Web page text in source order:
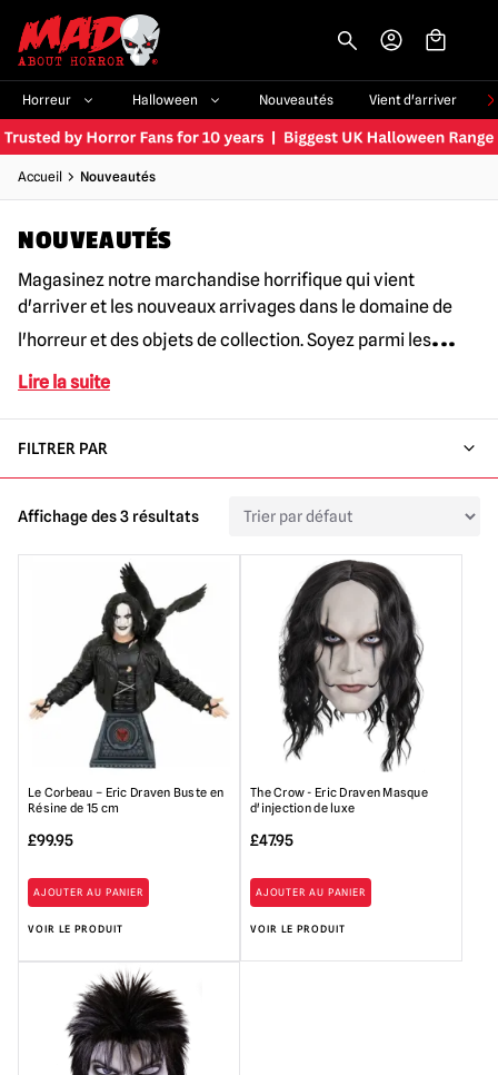
Horreur Halloween Nouveautés Vient d'arriver
Accueil Nouveautés
NOUVEAUTÉS
Magasinez notre marchandise horrifique qui vient
d'arriver et les nouveaux arrivages dans le domaine de
l'horreur et des objets de collection. Soyez parmi les...
Lire la suite
FILTRER PAR
Affichage des 3 résultats
Le Corbeau – Eric Draven Buste en
Résine de 15 cm
£99.95
AJOUTER AU PANIER
VOIR LE PRODUIT
The Crow - Eric Draven Masque
d'injection de luxe
£47.95
AJOUTER AU PANIER
VOIR LE PRODUIT